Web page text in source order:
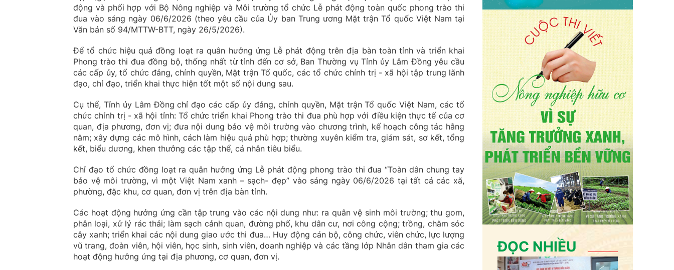
động và phối hợp với Bộ Nông nghiệp và Môi trường tổ chức Lễ phát động toàn quốc phong trào thi
đua vào sáng ngày 06/6/2026 (theo yêu cầu của Ủy ban Trung ương Mặt trận Tổ quốc Việt Nam tại
Văn bản số 94/MTTW-BTT, ngày 26/5/2026).
Để tổ chức hiệu quả đồng loạt ra quân hưởng ứng Lễ phát động trên địa bàn toàn tỉnh và triển khai
Phong trào thi đua đồng bộ, thống nhất từ tỉnh đến cơ sở, Ban Thường vụ Tỉnh ủy Lâm Đồng yêu cầu
các cấp ủy, tổ chức đảng, chính quyền, Mặt trận Tổ quốc, các tổ chức chính trị - xã hội tập trung lãnh
đạo, chỉ đạo, triển khai thực hiện tốt một số nội dung sau.
Cụ thể, Tỉnh ủy Lâm Đồng chỉ đạo các cấp ủy đảng, chính quyền, Mặt trận Tổ quốc Việt Nam, các tổ
chức chính trị - xã hội tỉnh: Tổ chức triển khai Phong trào thi đua phù hợp với điều kiện thực tế của cơ
quan, địa phương, đơn vị; đưa nội dung bảo vệ môi trường vào chương trình, kế hoạch công tác hằng
năm; xây dựng các mô hình, cách làm hiệu quả phù hợp; thường xuyên kiểm tra, giám sát, sơ kết, tổng
kết, biểu dương, khen thưởng các tập thể, cá nhân tiêu biểu.
Chỉ đạo tổ chức đồng loạt ra quân hưởng ứng Lễ phát động phong trào thi đua “Toàn dân chung tay
bảo vệ môi trường, vì một Việt Nam xanh – sạch- đẹp” vào sáng ngày 06/6/2026 tại tất cả các xã,
phường, đặc khu, cơ quan, đơn vị trên địa bàn tỉnh.
Các hoạt động hưởng ứng cần tập trung vào các nội dung như: ra quân vệ sinh môi trường; thu gom,
phân loại, xử lý rác thải; làm sạch cảnh quan, đường phố, khu dân cư, nơi công cộng; trồng, chăm sóc
cây xanh; triển khai các nội dung giao ước thi đua… Huy động cán bộ, công chức, viên chức, lực lượng
vũ trang, đoàn viên, hội viên, học sinh, sinh viên, doanh nghiệp và các tầng lớp Nhân dân tham gia các
hoạt động hưởng ứng tại địa phương, cơ quan, đơn vị.
ĐỌC NHIỀU